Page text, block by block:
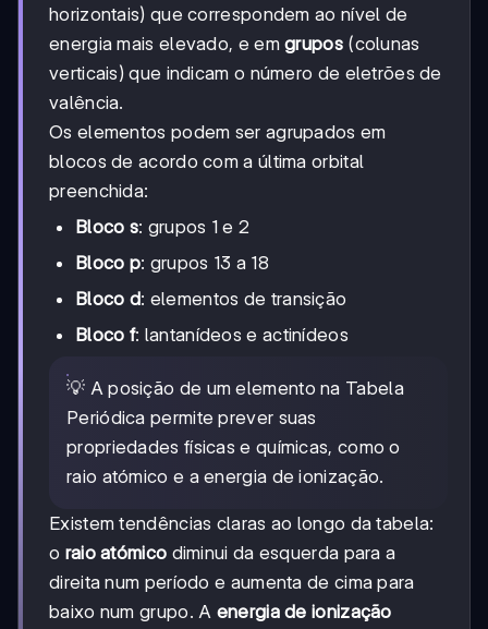
horizontais) que correspondem ao nível de
energia mais elevado, e emgrupos(colunas
verticais) que indicam o número de eletrões de
valência.
Os elementos podem ser agrupados em
blocos de acordo com a última orbital
preenchida:
Bloco s: grupos 1 e 2
Bloco p: grupos 13 a 18
Bloco d: elementos de transição
Bloco f: lantanídeos e actinídeos
💡 A posição de um elemento na Tabela
Periódica permite prever suas
propriedades físicas e químicas, como o
raio atómico e a energia de ionização.
Existem tendências claras ao longo da tabela:
o raio atómico diminui da esquerda para a
direita num período e aumenta de cima para
baixo num grupo. A energia de ionização